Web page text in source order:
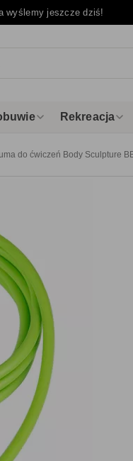
wyślemy jeszcze dziś!
Rekreacja
do ćwiczeń Body Sculpture